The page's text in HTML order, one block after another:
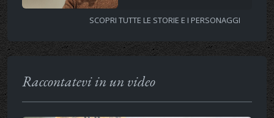
SCOPRI TUTTE LE STORIE E I PERSONAGGI
Raccontatevi in un video